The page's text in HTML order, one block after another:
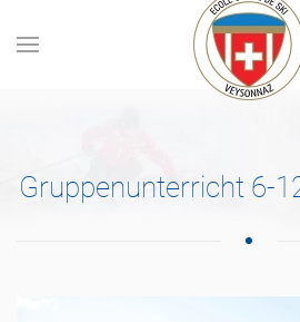
Skip to main content
Gruppenunterricht 6-